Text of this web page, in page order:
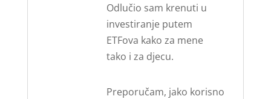
Odlučio sam krenuti u
investiranje putem
ETFova kako za mene
tako i za djecu.
Preporučam, jako korisno